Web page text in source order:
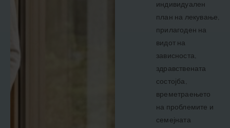
индивидуален
план на лекување,
прилагоден на
видот на
зависноста,
здравствената
состојба,
времетраењето
на проблемите и
семејната